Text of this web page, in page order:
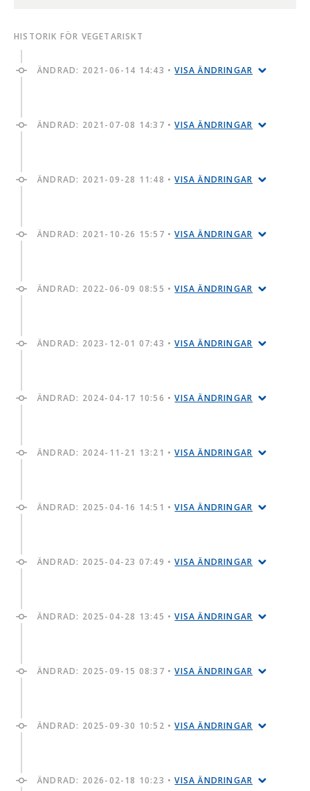
HISTORIK FÖR VEGETARISKT
ÄNDRAD: 2021-06-14 14:43 •VISA ÄNDRINGAR
ÄNDRAD: 2021-07-08 14:37 •VISA ÄNDRINGAR
ÄNDRAD: 2021-09-28 11:48 •VISA ÄNDRINGAR
ÄNDRAD: 2021-10-26 15:57 •VISA ÄNDRINGAR
ÄNDRAD: 2022-06-09 08:55 •VISA ÄNDRINGAR
ÄNDRAD: 2023-12-01 07:43 •VISA ÄNDRINGAR
ÄNDRAD: 2024-04-17 10:56 •VISA ÄNDRINGAR
ÄNDRAD: 2024-11-21 13:21 •VISA ÄNDRINGAR
ÄNDRAD: 2025-04-16 14:51 •VISA ÄNDRINGAR
ÄNDRAD: 2025-04-23 07:49 •VISA ÄNDRINGAR
ÄNDRAD: 2025-04-28 13:45 •VISA ÄNDRINGAR
ÄNDRAD: 2025-09-15 08:37 •VISA ÄNDRINGAR
ÄNDRAD: 2025-09-30 10:52 •VISA ÄNDRINGAR
ÄNDRAD: 2026-02-18 10:23 •VISA ÄNDRINGAR